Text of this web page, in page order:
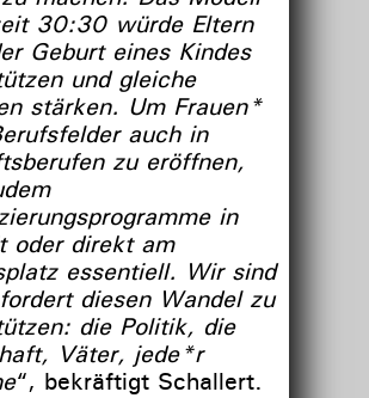
30:30 würde Eltern
Geburt eines Kindes
und gleiche
stärken. Um Frauen*
auch in
zu eröffnen,
in
oder direkt am
essentiell. Wir sind
diesen Wandel zu
die Politik, die
Väter, jede*r
“, bekräftigt Schallert.